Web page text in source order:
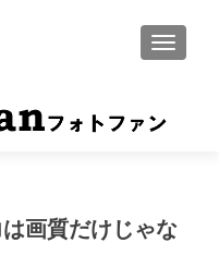
MENU
画質だけじゃな